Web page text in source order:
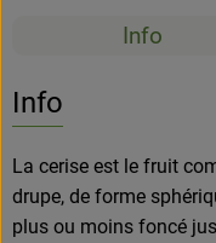
Info
Info
La cerise est le fruit
drupe, de forme
plus ou moins foncé